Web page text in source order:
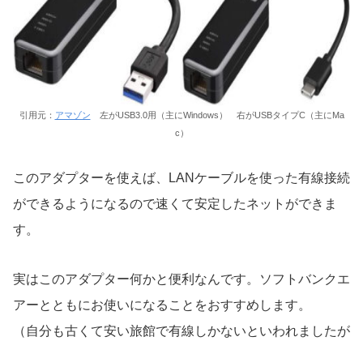
引用元： アマゾン 左がUSB3.0用（主にWindows） 右がUSBタイプC（主にMa
c）
このアダプターを使えば、LANケーブルを使った有線接続
ができるようになるので速くて安定したネットができま
す。
実はこのアダプター何かと便利なんです。ソフトバンクエ
アーとともにお使いになることをおすすめします。
（自分も古くて安い旅館で有線しかないといわれましたが